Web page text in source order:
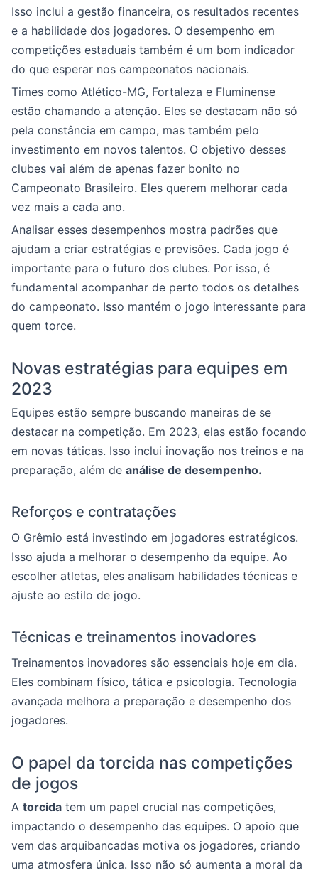
Isso inclui a gestão financeira, os resultados recentes
e a habilidade dos jogadores. O desempenho em
competições estaduais também é um bom indicador
do que esperar nos campeonatos nacionais.
Times como Atlético-MG, Fortaleza e Fluminense
estão chamando a atenção. Eles se destacam não só
pela constância em campo, mas também pelo
investimento em novos talentos. O objetivo desses
clubes vai além de apenas fazer bonito no
Campeonato Brasileiro. Eles querem melhorar cada
vez mais a cada ano.
Analisar esses desempenhos mostra padrões que
ajudam a criar estratégias e previsões. Cada jogo é
importante para o futuro dos clubes. Por isso, é
fundamental acompanhar de perto todos os detalhes
do campeonato. Isso mantém o jogo interessante para
quem torce.
Novas estratégias para equipes em
2023
Equipes estão sempre buscando maneiras de se
destacar na competição. Em 2023, elas estão focando
em novas táticas. Isso inclui inovação nos treinos e na
preparação, além de análise de desempenho.
Reforços e contratações
O Grêmio está investindo em jogadores estratégicos.
Isso ajuda a melhorar o desempenho da equipe. Ao
escolher atletas, eles analisam habilidades técnicas e
ajuste ao estilo de jogo.
Técnicas e treinamentos inovadores
Treinamentos inovadores são essenciais hoje em dia.
Eles combinam físico, tática e psicologia. Tecnologia
avançada melhora a preparação e desempenho dos
jogadores.
O papel da torcida nas competições
de jogos
A torcida tem um papel crucial nas competições,
impactando o desempenho das equipes. O apoio que
vem das arquibancadas motiva os jogadores, criando
uma atmosfera única. Isso não só aumenta a moral da